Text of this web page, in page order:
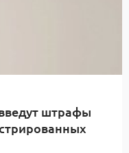
штрафы